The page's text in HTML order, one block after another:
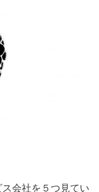
会社を５つ見てい